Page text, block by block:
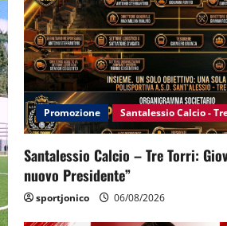
Promozione Santalessio Calcio -
Santalessio Calcio – Tre Torri:
nuovo Presidente”
sportjonico 06/08/2026